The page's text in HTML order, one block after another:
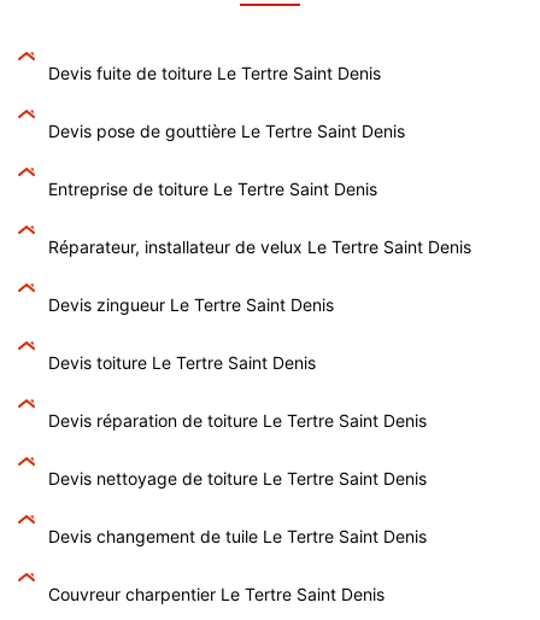
Devis fuite de toiture Le Tertre Saint Denis
Devis pose de gouttière Le Tertre Saint Denis
Entreprise de toiture Le Tertre Saint Denis
Réparateur, installateur de velux Le Tertre Saint Denis
Devis zingueur Le Tertre Saint Denis
Devis toiture Le Tertre Saint Denis
Devis réparation de toiture Le Tertre Saint Denis
Devis nettoyage de toiture Le Tertre Saint Denis
Devis changement de tuile Le Tertre Saint Denis
Couvreur charpentier Le Tertre Saint Denis